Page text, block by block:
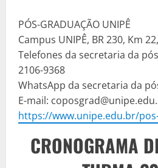
PÓS-GRADUAÇÃO UNIPÊ
Campus UNIPÊ, BR 230, Km
Telefones da secretaria da
2106-9368
WhatsApp da secretaria da
E-mail:
https://www.unipe.edu.br/
CRONOGRAMA